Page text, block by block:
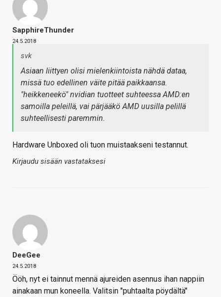
SapphireThunder
24.5.2018
svk
Asiaan liittyen olisi mielenkiintoista nähdä dataa,
missä tuo edellinen väite pitää paikkaansa.
"heikkeneekö" nvidian tuotteet suhteessa AMD:en
samoilla peleillä, vai pärjääkö AMD uusilla pelillä
suhteellisesti paremmin.
Hardware Unboxed oli tuon muistaakseni testannut.
Kirjaudu sisään vastataksesi
DeeGee
24.5.2018
Ööh, nyt ei tainnut mennä ajureiden asennus ihan nappiin
ainakaan mun koneella. Valitsin "puhtaalta pöydältä"